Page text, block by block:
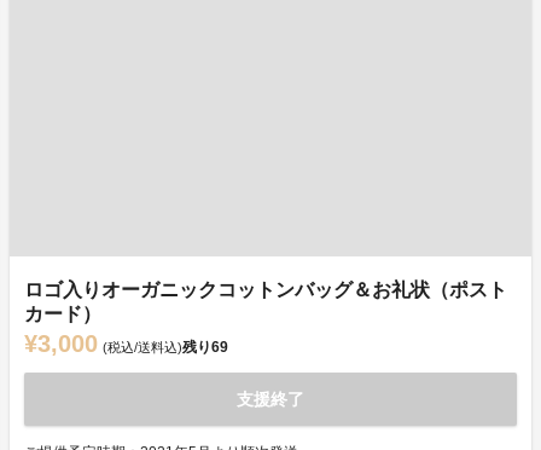
ロゴ入りオーガニックコットンバッグ＆お礼状（ポスト
カード）
¥3,000 (税込/送料込)残り69
支援終了